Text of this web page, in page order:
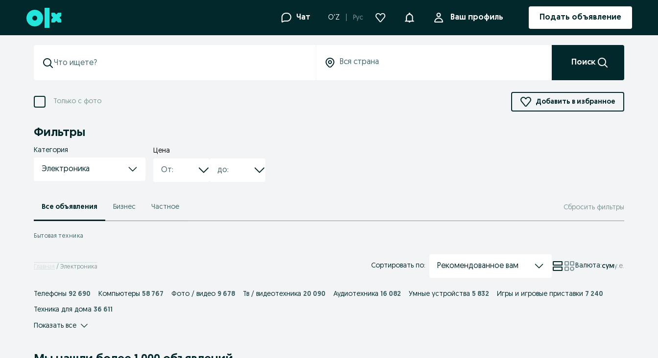
Перейти к нижнему колонтитулу Чат O'Z Рус УведомленияВаш профиль Подать объявление
Поиск
Только с фото Добавить в избранное
Фильтры
Категория
Электроника
Цена
Все объявления Бизнес Частное Сбросить фильтры
Бытовая техника
Главная Электроника Сортировать по: Рекомендованное вам Валюта:суму.е.
Телефоны 92 690 Компьютеры 58 767 Фото / видео 9 678 Тв / видеотехника 20 090 Аудиотехника 16 082 Умные устройства 5 832 Игры и игровые приставки 7 240
Техника для дома 36 611
Показать все